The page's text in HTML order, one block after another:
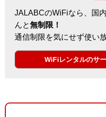
JALABCのWiFiなら、国
んと無制限！
通信制限を気にせず使い
WiFiレンタルのサ